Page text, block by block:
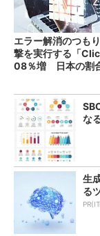
エラー解消のつも
撃を実行する「
08％増 日本の割
な
生
る